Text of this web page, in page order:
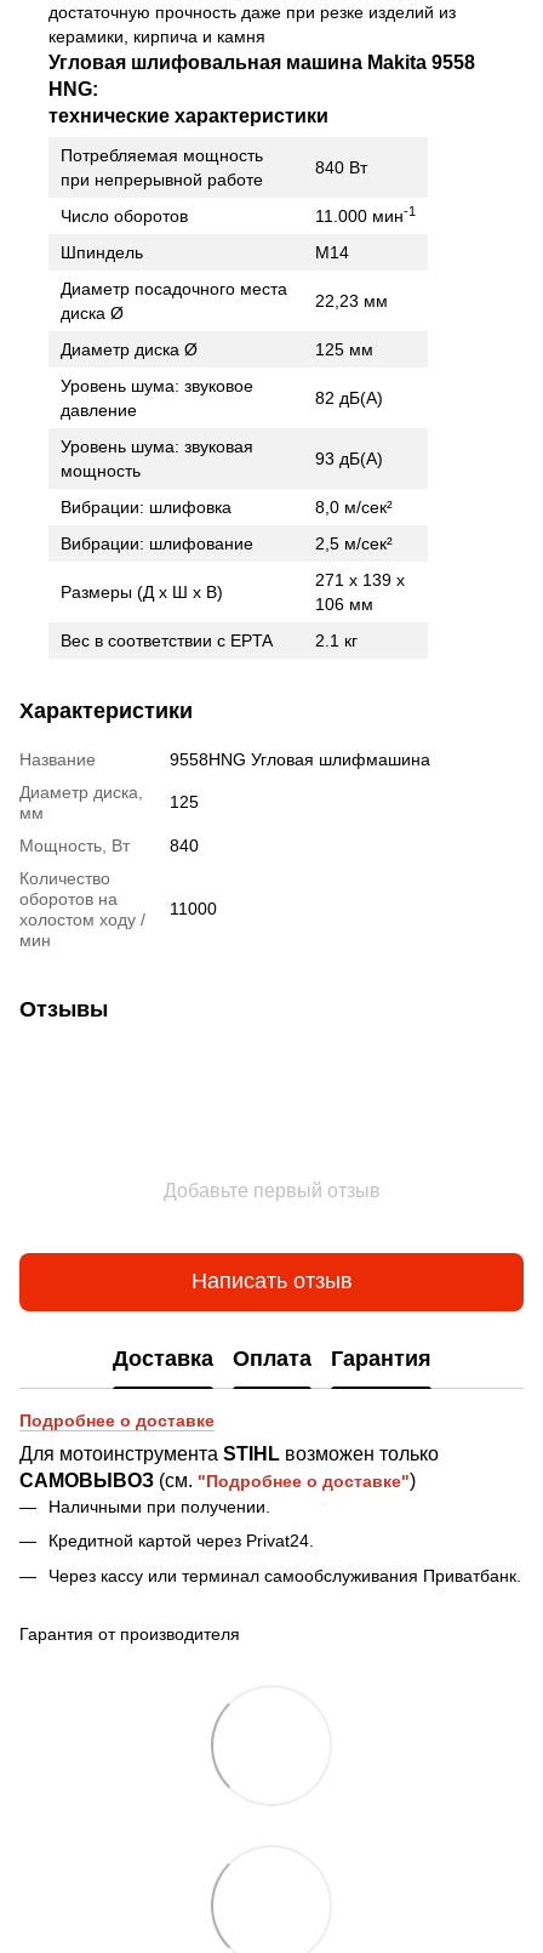
достаточную прочность даже при резке изделий из
керамики, кирпича и камня
Угловая шлифовальная машина Makita 9558
HNG:
технические характеристики
Потребляемая мощность
при непрерывной работе
840 Вт
Число оборотов 11.000 мин-1
Шпиндель
M14
Диаметр посадочного места
диска Ø
22,23 мм
Диаметр диска Ø
125 мм
Уровень шума: звуковое
давление
82 дБ(А)
Уровень шума: звуковая
мощность
93 дБ(А)
Вибрации: шлифовка
8,0 м/сек²
Вибрации: шлифование
2,5 м/сек²
Размеры (Д х Ш х В)
271 x 139 x
106 мм
Вес в соответствии с EPTA
2.1 кг
Характеристики
Название
9558HNG Угловая шлифмашина
Диаметр диска,
мм
125
Мощность, Вт
840
Количество
оборотов на
холостом ходу /
мин
11000
Отзывы
Добавьте первый отзыв
Написать отзыв
Доставка Оплата Гарантия
Подробнее о доставке
Для мотоинструмента STIHL возможен только
САМОВЫВОЗ (см. "Подробнее о доставке")
Наличными при получении.
Кредитной картой через Privat24.
Через кассу или терминал самообслуживания Приватбанк.
Гарантия от производителя